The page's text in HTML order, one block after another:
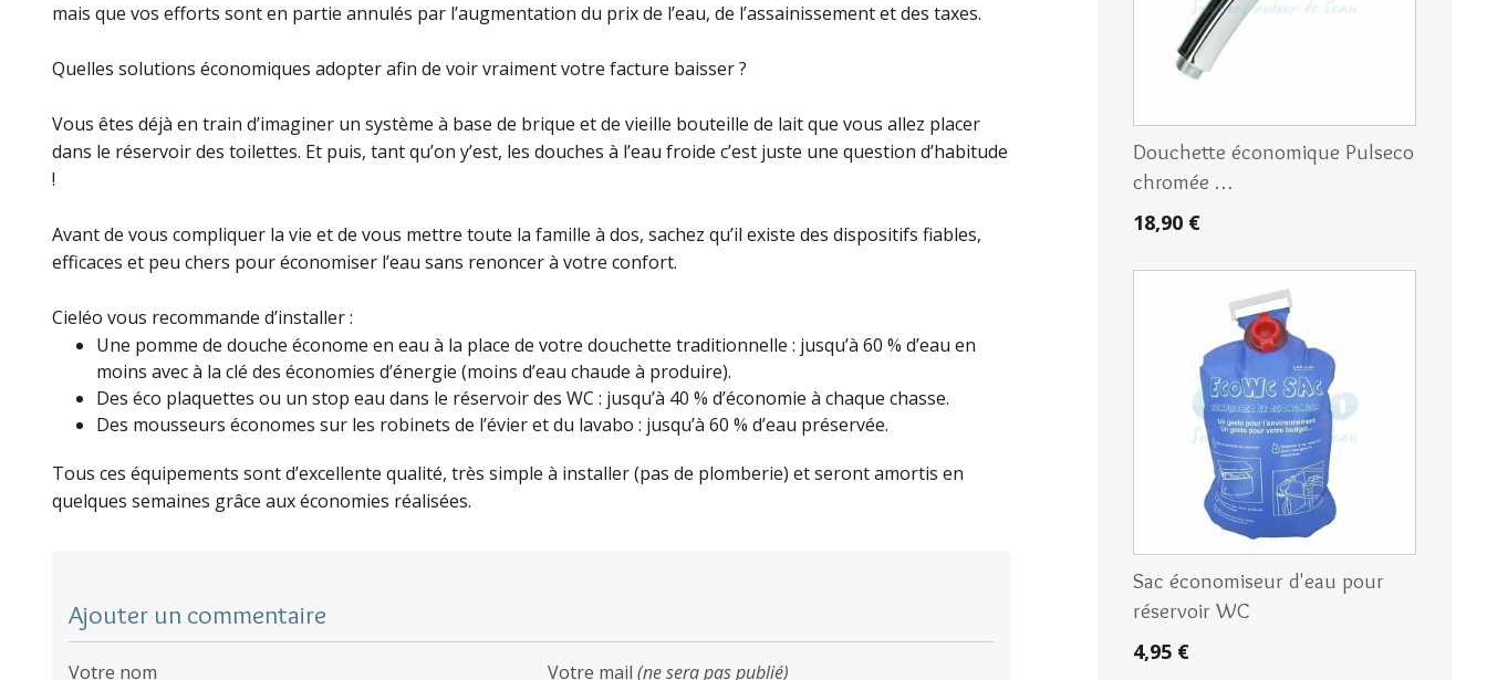
mais que vos efforts sont en partie annulés par l’augmentation du prix de l’eau, de l’assainissement et des taxes.
Quelles solutions économiques adopter afin de voir vraiment votre facture baisser ?
Vous êtes déjà en train d’imaginer un système à base de brique et de vieille bouteille de lait que vous allez placer
dans le réservoir des toilettes. Et puis, tant qu’on y’est, les douches à l’eau froide c’est juste une question d’habitude
!
Avant de vous compliquer la vie et de vous mettre toute la famille à dos, sachez qu’il existe des dispositifs fiables,
efficaces et peu chers pour économiser l’eau sans renoncer à votre confort.
Cieléo vous recommande d’installer :
Une pomme de douche économe en eau à la place de votre douchette traditionnelle : jusqu’à 60 % d’eau en
moins avec à la clé des économies d’énergie (moins d’eau chaude à produire).
Des éco plaquettes ou un stop eau dans le réservoir des WC : jusqu’à 40 % d’économie à chaque chasse.
Des mousseurs économes sur les robinets de l’évier et du lavabo : jusqu’à 60 % d’eau préservée.
Tous ces équipements sont d’excellente qualité, très simple à installer (pas de plomberie) et seront amortis en
quelques semaines grâce aux économies réalisées.
Ajouter un commentaire
Votre nom Votre mail (ne sera pas publié)
Douchette économique Pulseco
chromée …
18,90 €
Sac économiseur d'eau pour
réservoir WC
4,95 €